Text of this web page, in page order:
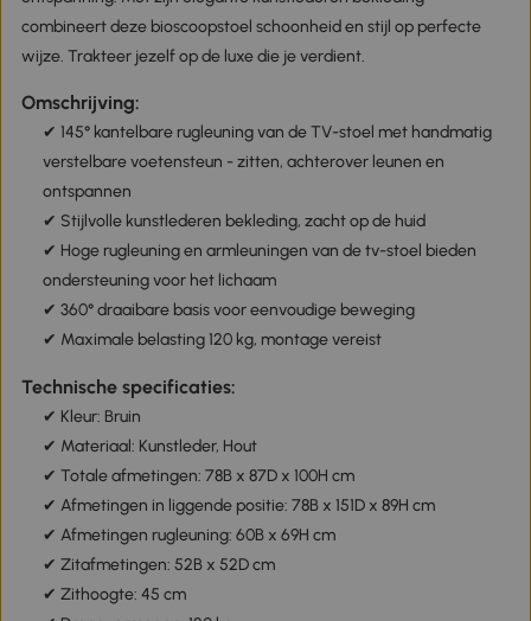
combineert deze bioscoopstoel schoonheid en stijl op perfecte
wijze. Trakteer jezelf op de luxe die je verdient.
Omschrijving:
✔ 145° kantelbare rugleuning van de TV-stoel met handmatig
verstelbare voetensteun - zitten, achterover leunen en
ontspannen
✔ Stijlvolle kunstlederen bekleding, zacht op de huid
✔ Hoge rugleuning en armleuningen van de tv-stoel bieden
ondersteuning voor het lichaam
✔ 360° draaibare basis voor eenvoudige beweging
✔ Maximale belasting 120 kg, montage vereist
Technische specificaties:
✔ Kleur: Bruin
✔ Materiaal: Kunstleder, Hout
✔ Totale afmetingen: 78B x 87D x 100H cm
✔ Afmetingen in liggende positie: 78B x 151D x 89H cm
✔ Afmetingen rugleuning: 60B x 69H cm
✔ Zitafmetingen: 52B x 52D cm
✔ Zithoogte: 45 cm